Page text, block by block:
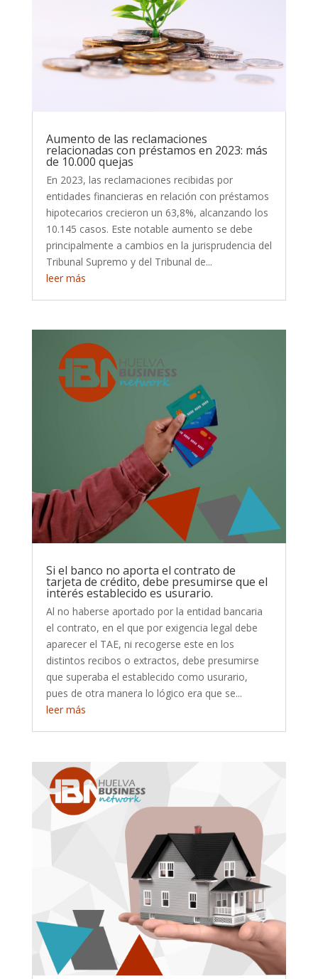
Aumento de las reclamaciones
relacionadas con préstamos en 2023: más
de 10.000 quejas
En 2023, las reclamaciones recibidas por
entidades financieras en relación con préstamos
hipotecarios crecieron un 63,8%, alcanzando los
10.145 casos. Este notable aumento se debe
principalmente a cambios en la jurisprudencia del
Tribunal Supremo y del Tribunal de...
leer más
Si el banco no aporta el contrato de
tarjeta de crédito, debe presumirse que el
interés establecido es usurario.
Al no haberse aportado por la entidad bancaria
el contrato, en el que por exigencia legal debe
aparecer el TAE, ni recogerse este en los
distintos recibos o extractos, debe presumirse
que superaba el establecido como usurario,
pues de otra manera lo lógico era que se...
leer más